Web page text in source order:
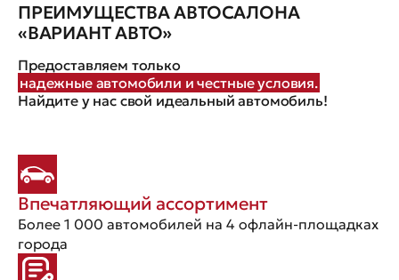
ПРЕИМУЩЕСТВА АВТОСАЛОНА
«ВАРИАНТ АВТО»
Предоставляем только
надежные автомобили и честные условия.
Найдите у нас свой идеальный автомобиль!
Впечатляющий ассортимент
Более 1 000 автомобилей на 4 офлайн-площадках
города